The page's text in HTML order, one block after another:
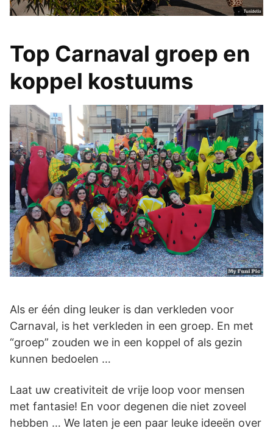
Top Carnaval groep en
koppel kostuums
Als er één ding leuker is dan verkleden voor
Carnaval, is het verkleden in een groep. En met
“groep” zouden we in een koppel of als gezin
kunnen bedoelen …
Laat uw creativiteit de vrije loop voor mensen
met fantasie! En voor degenen die niet zoveel
hebben … We laten je een paar leuke ideeën over